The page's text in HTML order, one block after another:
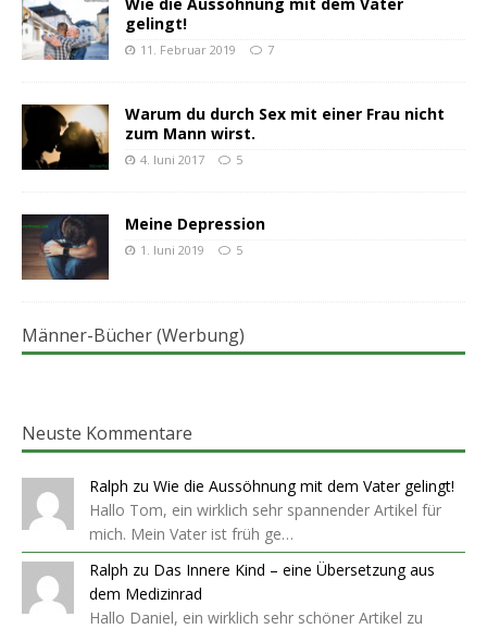
gelingt!
11. Februar 2019 7
Warum du durch Sex mit einer Frau nicht
zum Mann wirst.
4. Juni 2017 5
Meine Depression
1. Juni 2019 5
Männer-Bücher (Werbung)
Neuste Kommentare
Ralph zu Wie die Aussöhnung mit dem Vater gelingt!
Hallo Tom, ein wirklich sehr spannender Artikel für
mich. Mein Vater ist früh ge…
Ralph zu Das Innere Kind – eine Übersetzung aus
dem Medizinrad
Hallo Daniel, ein wirklich sehr schöner Artikel zu